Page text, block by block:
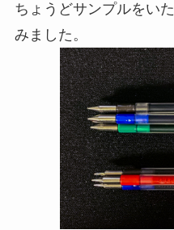
ちょうどサンプルをい
みました。